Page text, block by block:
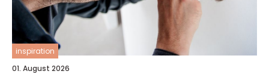
inspiration
01. August 2026